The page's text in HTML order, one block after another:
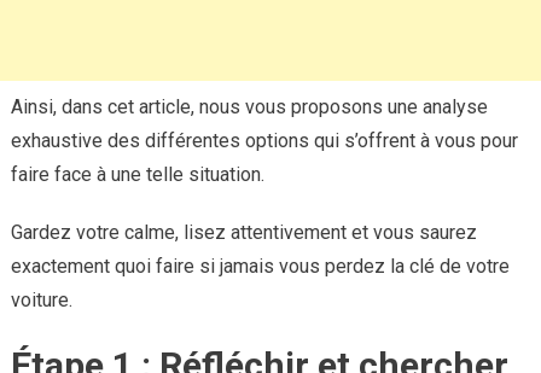
Ainsi, dans cet article, nous vous proposons une analyse
exhaustive des différentes options qui s’offrent à vous pour
faire face à une telle situation.
Gardez votre calme, lisez attentivement et vous saurez
exactement quoi faire si jamais vous perdez la clé de votre
voiture.